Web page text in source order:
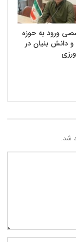
ورود به حوزه
و دانش بنیان در
شد.